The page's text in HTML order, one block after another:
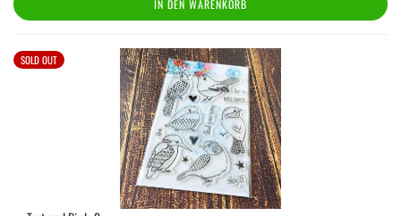
IN DEN WARENKORB
SOLD OUT